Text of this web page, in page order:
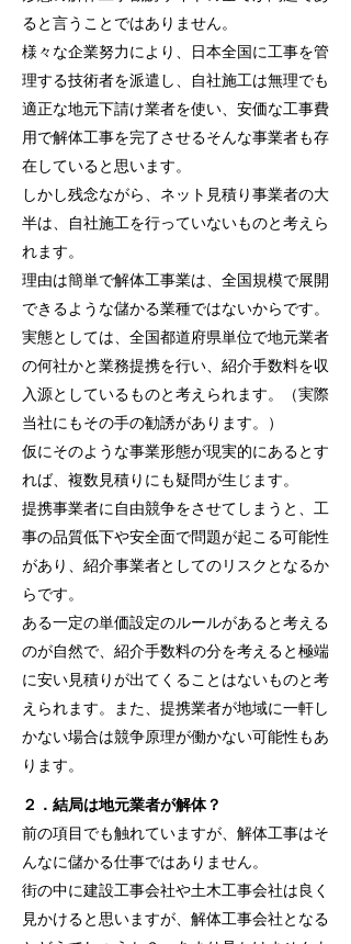
ると言うことではありません。
様々な企業努力により、日本全国に工事を管
理する技術者を派遣し、自社施工は無理でも
適正な地元下請け業者を使い、安価な工事費
用で解体工事を完了させるそんな事業者も存
在していると思います。
しかし残念ながら、ネット見積り事業者の大
半は、自社施工を行っていないものと考えら
れます。
理由は簡単で解体工事業は、全国規模で展開
できるような儲かる業種ではないからです。
実態としては、全国都道府県単位で地元業者
の何社かと業務提携を行い、紹介手数料を収
入源としているものと考えられます。（実際
当社にもその手の勧誘があります。）
仮にそのような事業形態が現実的にあるとす
れば、複数見積りにも疑問が生じます。
提携事業者に自由競争をさせてしまうと、工
事の品質低下や安全面で問題が起こる可能性
があり、紹介事業者としてのリスクとなるか
らです。
ある一定の単価設定のルールがあると考える
のが自然で、紹介手数料の分を考えると極端
に安い見積りが出てくることはないものと考
えられます。また、提携業者が地域に一軒し
かない場合は競争原理が働かない可能性もあ
ります。
２．結局は地元業者が解体？
前の項目でも触れていますが、解体工事はそ
んなに儲かる仕事ではありません。
街の中に建設工事会社や土木工事会社は良く
見かけると思いますが、解体工事会社となる